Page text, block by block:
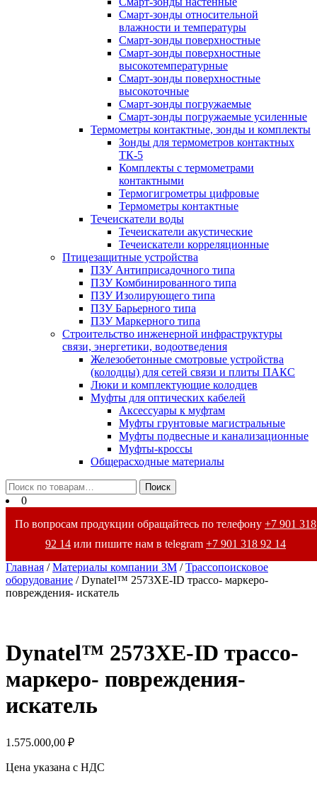
Смарт-зонды относительной
влажности и температуры
Смарт-зонды поверхностные
Смарт-зонды поверхностные
высокотемпературные
Смарт-зонды поверхностные
высокоточные
Смарт-зонды погружаемые
Смарт-зонды погружаемые усиленные
Термометры контактные, зонды и комплекты
Зонды для термометров контактных
ТК-5
Комплекты с термометрами
контактными
Термогигрометры цифровые
Термометры контактные
Течеискатели воды
Течеискатели акустические
Течеискатели корреляционные
Птицезащитные устройства
ПЗУ Антиприсадочного типа
ПЗУ Комбинированного типа
ПЗУ Изолирующего типа
ПЗУ Барьерного типа
ПЗУ Маркерного типа
Строительство инженерной инфраструктуры
связи, энергетики, водоотведения
Железобетонные смотровые устройства
(колодцы) для сетей связи и плиты ПАКС
Люки и комплектующие колодцев
Муфты для оптических кабелей
Аксессуары к муфтам
Муфты грунтовые магистральные
Муфты подвесные и канализационные
Муфты-кроссы
Общерасходные материалы
Закрыть
меню
Искать: Поиск
0
По вопросам продукции обращайтесь по телефону +7 901 318
92 14 или пишите нам в telegram +7 901 318 92 14
Главная /Материалы компании 3М /Трассопоисковое
оборудование / Dynatel™ 2573XE-ID трассо- маркеро-
повреждения- искатель
Dynatel™ 2573XE-ID трассо-
маркеро- повреждения-
искатель
1.575.000,00 ₽
Цена указана с НДС